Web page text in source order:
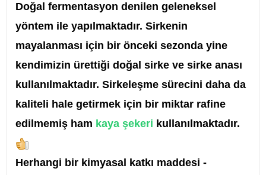
Doğal fermentasyon denilen geleneksel
yöntem ile yapılmaktadır. Sirkenin
mayalanması için bir önceki sezonda yine
kendimizin ürettiği doğal sirke ve sirke anası
kullanılmaktadır. Sirkeleşme sürecini daha da
kaliteli hale getirmek için bir miktar rafine
edilmemiş ham kaya şekeri kullanılmaktadır.
Herhangi bir kimyasal katkı maddesi -